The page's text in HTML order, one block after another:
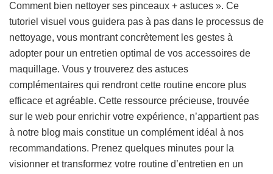
Comment bien nettoyer ses pinceaux + astuces ». Ce
tutoriel visuel vous guidera pas à pas dans le processus de
nettoyage, vous montrant concrètement les gestes à
adopter pour un entretien optimal de vos accessoires de
maquillage. Vous y trouverez des astuces
complémentaires qui rendront cette routine encore plus
efficace et agréable. Cette ressource précieuse, trouvée
sur le web pour enrichir votre expérience, n’appartient pas
à notre blog mais constitue un complément idéal à nos
recommandations. Prenez quelques minutes pour la
visionner et transformez votre routine d’entretien en un